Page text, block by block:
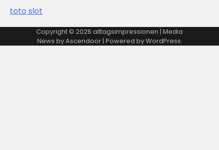
toto slot
Copyright © 2026 alltagsimpressionen | Media
News byAscendoor| Powered byWordPress.